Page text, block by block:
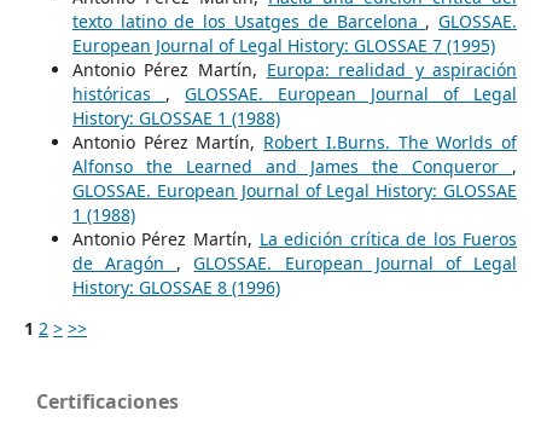
texto latino de los Usatges de Barcelona ,GLOSSAE.
European Journal of Legal History: GLOSSAE 7 (1995)
Antonio Pérez Martín, Europa: realidad y aspiración
históricas , GLOSSAE. European Journal of Legal
History: GLOSSAE 1 (1988)
Antonio Pérez Martín, Robert I.Burns. The Worlds of
Alfonso the Learned and James the Conqueror ,
GLOSSAE. European Journal of Legal History: GLOSSAE
1 (1988)
Antonio Pérez Martín, La edición crítica de los Fueros
de Aragón ,GLOSSAE. European Journal of Legal
History: GLOSSAE 8 (1996)
1 2 > >>
Certificaciones